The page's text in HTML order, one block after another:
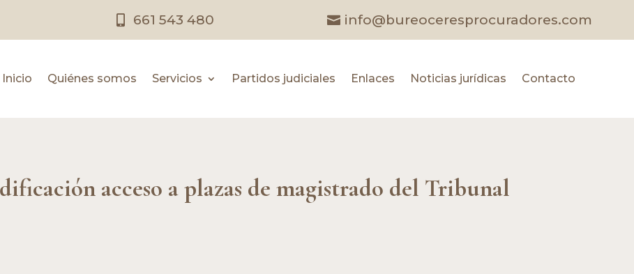
661 543 480 info@bureoceresprocuradores.com
Inicio Quiénes somos Servicios Partidos judiciales Enlaces Noticias jurídicas Contacto
acceso a plazas de magistrado del Tribunal